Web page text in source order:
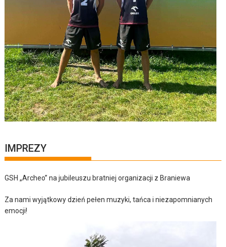
IMPREZY
GSH „Archeo” na jubileuszu bratniej organizacji z Braniewa
Za nami wyjątkowy dzień pełen muzyki, tańca i niezapomnianych
emocji!